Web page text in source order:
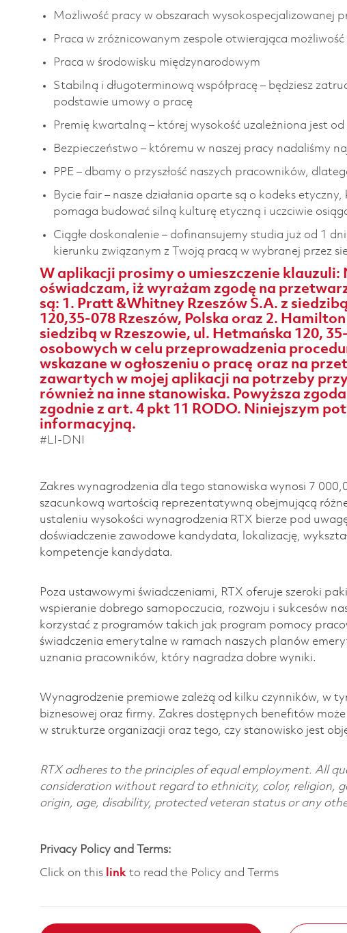
Możliwość pracy w obszarach wysokospecjalizowanej
Praca w zróżnicowanym zespole otwierająca
Praca w środowisku międzynarodowym
Stabilną i długoterminową współpracę – będziesz
podstawie umowy o pracę
Premię kwartalną – której wysokość uzależniona jest
Bezpieczeństwo – któremu w naszej pracy nadaliśmy
PPE – dbamy o przyszłość naszych pracowników,
Bycie fair – nasze działania oparte są o kodeks
pomaga budować silną kulturę etyczną i uczciwie
Ciągłe doskonalenie – dofinansujemy studia już od 1
kierunku związanym z Twoją pracą w wybranej przez
W aplikacji prosimy o umieszczenie klauzuli:
oświadczam, iż wyrażam zgodę na
są: 1. Pratt &Whitney Rzeszów S.A. z
120,35-078 Rzeszów, Polska oraz 2.
siedzibą w Rzeszowie, ul. Hetmańska 120,
osobowych w celu przeprowadzenia
wskazane w ogłoszeniu o pracę oraz na
zawartych w mojej aplikacji na potrzeby
również na inne stanowiska. Powyższa
zgodnie z art. 4 pkt 11 RODO. Niniejszym
informacyjną.
#LI-DNI
Zakres wynagrodzenia dla tego stanowiska wynosi 7
szacunkową wartością reprezentatywną obejmującą
ustaleniu wysokości wynagrodzenia RTX bierze pod
doświadczenie zawodowe kandydata, lokalizację,
kompetencje kandydata.
Poza ustawowymi świadczeniami, RTX oferuje szeroki
wspieranie dobrego samopoczucia, rozwoju i sukcesów
korzystać z programów takich jak program pomocy
świadczenia emerytalne w ramach naszych planów
uznania pracowników, który nagradza dobre wyniki.
Wynagrodzenie premiowe zależą od kilku czynników, w
biznesowej oraz firmy. Zakres dostępnych benefitów
w strukturze organizacji oraz tego, czy stanowisko jest
RTX adheres to the principles of equal employment. All
consideration without regard to ethnicity, color, religion,
origin, age, disability, protected veteran status or any
Privacy Policy and Terms:
Click on this link to read the Policy and Terms